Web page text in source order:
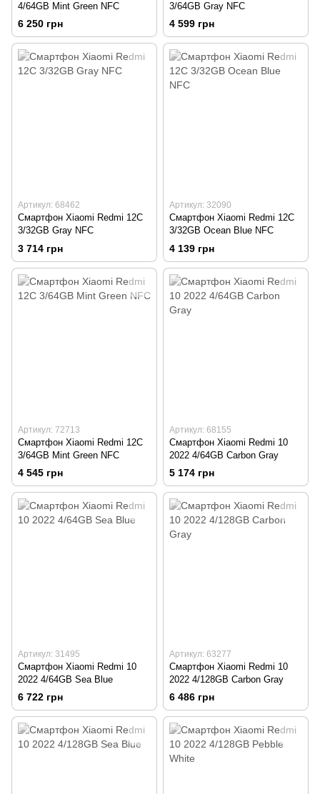
4/64GB Mint Green NFC
6 250 грн
3/64GB Gray NFC
4 599 грн
Артикул: 68462
Смартфон Xiaomi Redmi 12C
3/32GB Gray NFC
3 714 грн
Артикул: 32090
Смартфон Xiaomi Redmi 12C
3/32GB Ocean Blue NFC
4 139 грн
Артикул: 72713
Смартфон Xiaomi Redmi 12C
3/64GB Mint Green NFC
4 545 грн
Артикул: 68155
Смартфон Xiaomi Redmi 10
2022 4/64GB Carbon Gray
5 174 грн
Артикул: 31495
Смартфон Xiaomi Redmi 10
2022 4/64GB Sea Blue
6 722 грн
Артикул: 63277
Смартфон Xiaomi Redmi 10
2022 4/128GB Carbon Gray
6 486 грн